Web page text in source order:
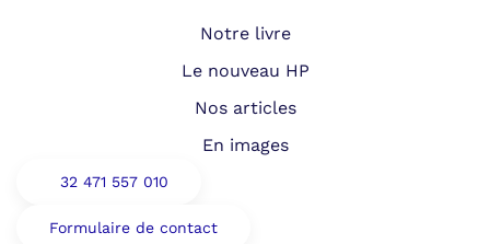
Notre livre
Le nouveau HP
Nos articles
En images
32 471 557 010
Formulaire de contact